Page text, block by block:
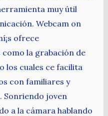
muy útil
Webcam on
ofrece
la grabación de
los cuales ce facilita
con familiares y
Sonriendo joven
a la cámara hablando